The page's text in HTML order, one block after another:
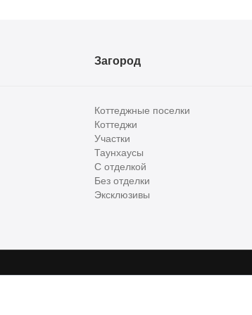
Загород
Коттеджные поселки
Коттеджи
Участки
Таунхаусы
С отделкой
Без отделки
Эксклюзивы